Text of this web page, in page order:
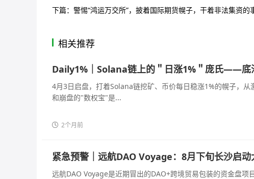
下篇： 警惕“鸿运万交所”，披着国际期货幌子，干着非法集资的
相关推荐
Daily1%｜Solana链上的＂日涨1%＂庞氏——底
4月3日启盘，打着Solana链挖矿、币价每日稳涨1%的幌子，
和崩盘的"数权宝"是...
2个月前
紧急预警｜远航DAO Voyage：8月下旬长沙启
远航DAO Voyage是近期冒出的DAO+跨境贸易包装的资金盘项